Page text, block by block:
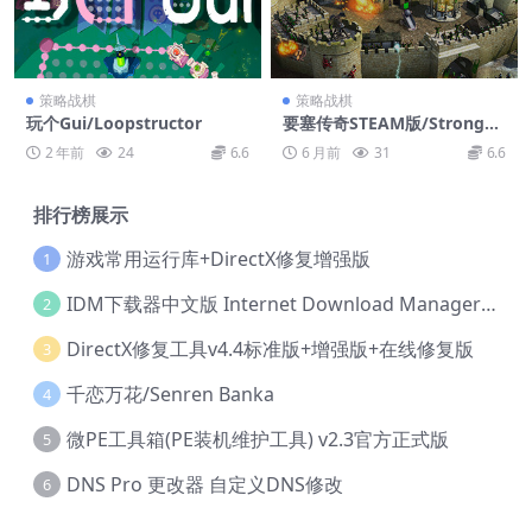
策略战棋
玩个Gui/Loopstructor
2 年前 24 6.6
策略战棋
要塞传奇STEAM版/Strongho
ld Legends: Steam Edition
6 月前 31 6.6
排行榜展示
1 游戏常用运行库+DirectX修复增强版
2 IDM下载器中文版 Internet Download Manager v6.42.36 IDM
3 DirectX修复工具v4.4标准版+增强版+在线修复版
4 千恋万花/Senren Banka
5 微PE工具箱(PE装机维护工具) v2.3官方正式版
6 DNS Pro 更改器 自定义DNS修改